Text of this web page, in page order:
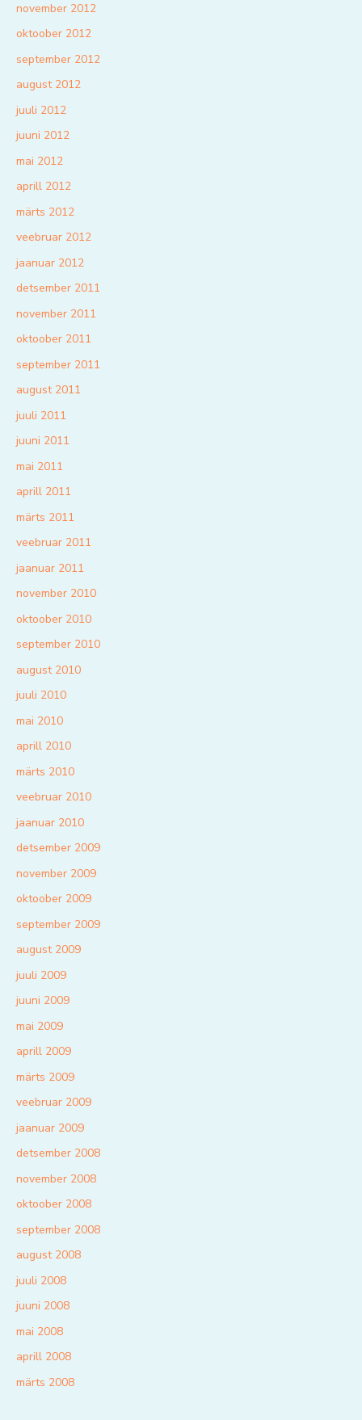
november 2012
oktoober 2012
september 2012
august 2012
juuli 2012
juuni 2012
mai 2012
aprill 2012
märts 2012
veebruar 2012
jaanuar 2012
detsember 2011
november 2011
oktoober 2011
september 2011
august 2011
juuli 2011
juuni 2011
mai 2011
aprill 2011
märts 2011
veebruar 2011
jaanuar 2011
november 2010
oktoober 2010
september 2010
august 2010
juuli 2010
mai 2010
aprill 2010
märts 2010
veebruar 2010
jaanuar 2010
detsember 2009
november 2009
oktoober 2009
september 2009
august 2009
juuli 2009
juuni 2009
mai 2009
aprill 2009
märts 2009
veebruar 2009
jaanuar 2009
detsember 2008
november 2008
oktoober 2008
september 2008
august 2008
juuli 2008
juuni 2008
mai 2008
aprill 2008
märts 2008